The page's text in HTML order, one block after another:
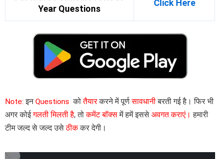
Year Questions
Click Here
Note: इनQuestions कोतैयारकरने में पूर्णसावधानीबरती गई है। फिर भी
अगर कोईगलती मिलती है, तोकमेंट बॉक्समें हमें इससे अवगत कराएं। हमारी
टीम जल्द से जल्द उसेठीककर देगी।